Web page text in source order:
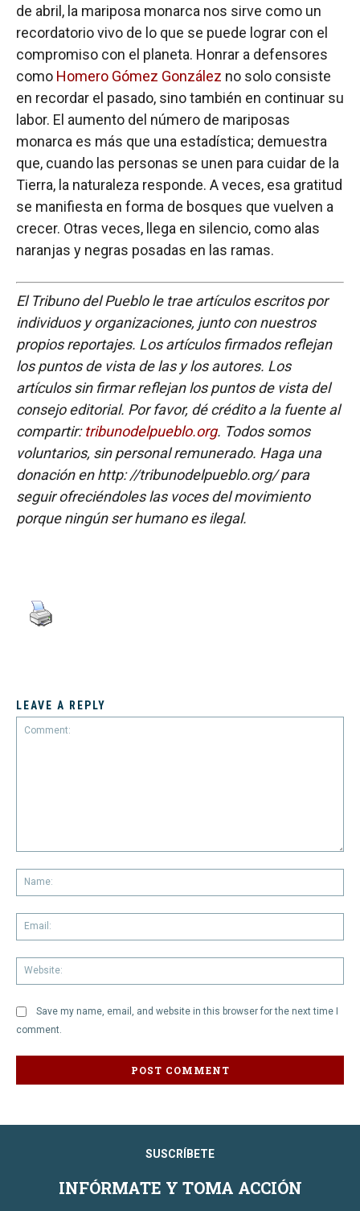
de abril, la mariposa monarca nos sirve como un
recordatorio vivo de lo que se puede lograr con el
compromiso con el planeta. Honrar a defensores
como Homero Gómez González no solo consiste
en recordar el pasado, sino también en continuar su
labor. El aumento del número de mariposas
monarca es más que una estadística; demuestra
que, cuando las personas se unen para cuidar de la
Tierra, la naturaleza responde. A veces, esa gratitud
se manifiesta en forma de bosques que vuelven a
crecer. Otras veces, llega en silencio, como alas
naranjas y negras posadas en las ramas.
El Tribuno del Pueblo le trae artículos escritos por
individuos y organizaciones, junto con nuestros
propios reportajes. Los artículos firmados reflejan
los puntos de vista de las y los autores. Los
artículos sin firmar reflejan los puntos de vista del
consejo editorial. Por favor, dé crédito a la fuente al
compartir:tribunodelpueblo.org. Todos somos
voluntarios, sin personal remunerado. Haga una
donación en http: //tribunodelpueblo.org/ para
seguir ofreciéndoles las voces del movimiento
porque ningún ser humano es ilegal.
LEAVE A REPLY
Save my name, email, and website in this browser for the next time I
comment.
SUSCRÍBETE
INFÓRMATE Y TOMA ACCIÓN